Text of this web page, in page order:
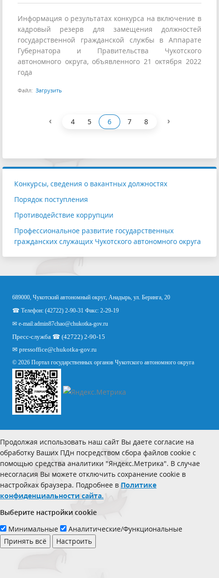
Информация о результатах конкурса на включение в
кадровый резерв для замещения должностей
государственной гражданской службы в Аппарате
Губернатора и Правительства Чукотского
автономного округа, объявленного 21 октября 2022
года
Файл: Загрузить
‹ 4 5 6 7 8 ›
Конкурсы, сведения о вакантных должностях
Порядок поступления
Противодействие коррупции
Профессиональное развитие государственных
гражданских служащих Чукотского автономного округа
689000, Чукотский автономный округ, Анадырь, ул. Беринга, 20
☎ Телефон: (42722) 2-90-31 Факс: 2-29-19
✉ e-mail:admin87chao@chukotka-gov.ru
Пресс-служба ☎ (42722) 2-90-15
✉ pressoffice@chukotka-gov.ru
© 2026 Портал государственных органов Чукотского автономного округа
Продолжая использовать наш сайт Вы даете согласие на
обработку Ваших ПДн посредством сбора файлов cookie с
помощью средства аналитики "Яндекс.Метрика". В случае
несогласия Вы можете отключить сохранение cookie в
настройках браузера. Подробнее в Политике
конфиденциальности сайта.
Выберите настройки cookie
Минимальные
Аналитические/Функциональные
Принять всё
Настроить